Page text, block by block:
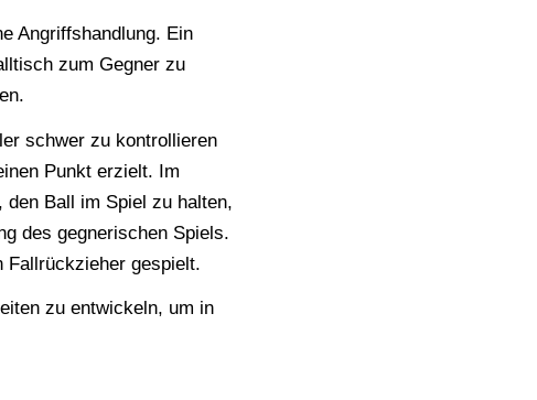
Angriffshandlung. Ein
zum Gegner zu
schwer zu kontrollieren
Punkt erzielt. Im
Ball im Spiel zu halten,
des gegnerischen Spiels.
Fallrückzieher gespielt.
zu entwickeln, um in